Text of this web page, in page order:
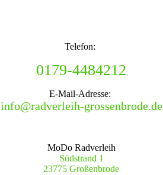
Telefon:
0179-4484212
E-Mail-Adresse:
info@radverleih-grossenbrode.de
MoDo Radverleih
Südstrand 1
23775 Großenbrode